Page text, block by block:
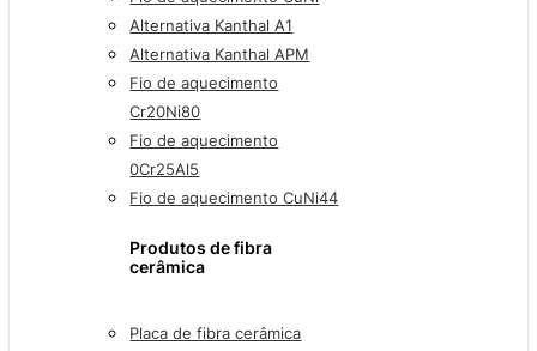
Alternativa Kanthal A1
Alternativa Kanthal APM
Fio de aquecimento
Cr20Ni80
Fio de aquecimento
0Cr25Al5
Fio de aquecimento CuNi44
Produtos de fibra
cerâmica
Placa de fibra cerâmica